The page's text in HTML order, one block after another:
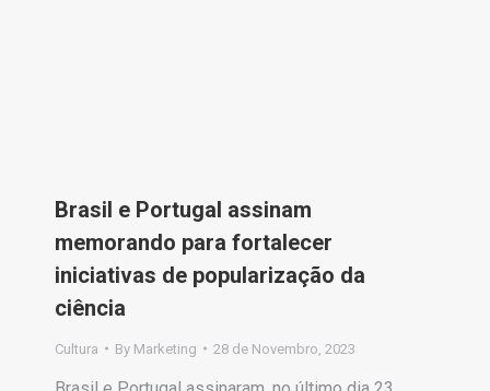
Brasil e Portugal assinam
memorando para fortalecer
iniciativas de popularização da
ciência
Cultura By Marketing 28 de Novembro, 2023